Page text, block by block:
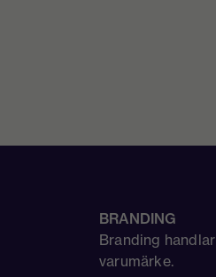
BRANDING
Branding
varumärke.